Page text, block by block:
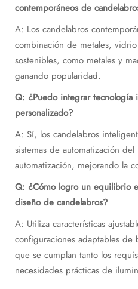
contemporáneos de
A: Los candelabros
combinación de metales,
sostenibles, como metales y
ganando popularidad.
Q: ¿Puedo integrar tecnología
personalizado?
A: Sí, los candelabros
sistemas de automatización
automatización, mejorando la
Q: ¿Cómo logro un equilibrio
diseño de candelabros?
A: Utiliza características
configuraciones adaptables de
que se cumplan tanto los
necesidades prácticas de